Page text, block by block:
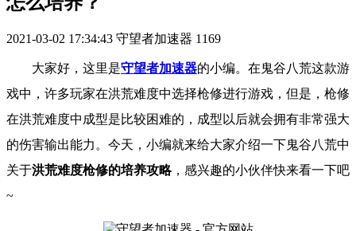
2021-03-02 17:34:43 守望者加速器 1169
大家好，这里是守望者加速器的小编。 在鬼谷八荒这款游
戏中，许多玩家在洪荒难度中选择枪修进行游戏，但是，枪修
在洪荒难度中成型是比较困难的，成型以后就会拥有非常强大
的伤害输出能力。 今天，小编就来给大家介绍一下鬼谷八荒中
关于洪荒难度枪修的培养攻略， 感兴趣的小伙伴快来看一下吧
~